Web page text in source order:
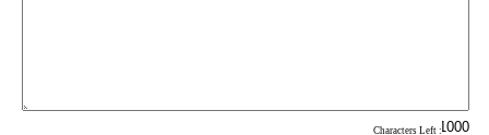
: Characters Left